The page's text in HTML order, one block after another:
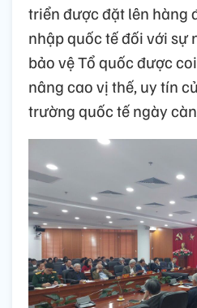
triển được đặt lên hàng
nhập quốc tế đối với sự
bảo vệ Tổ quốc được
nâng cao vị thế, uy tín
trường quốc tế ngày